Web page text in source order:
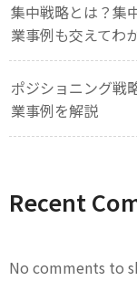
集中戦略とは？集
業事例も交えてわ
ポジショニング戦
業事例を解説
Recent
No comments to